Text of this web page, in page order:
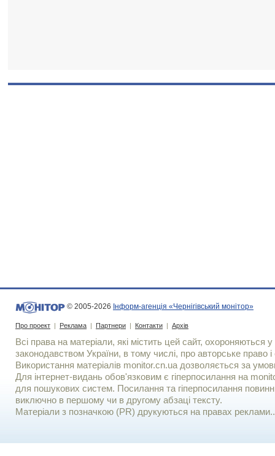
© 2005-2026 Інформ-агенція «Чернігівський монітор»
Про проект | Реклама | Партнери | Контакти | Архів
Всі права на матеріали, які містить цей сайт, охороняються у
законодавством України, в тому числі, про авторське право і
Використання матерiалiв monitor.cn.ua дозволяється за
Для iнтернет-видань обов'язковим є гiперпосилання на
для пошукових систем. Посилання та гіперпосилання
виключно в першому чи в другому абзаці тексту.
Матеріали з позначкою (PR) друкуються на правах реклами..